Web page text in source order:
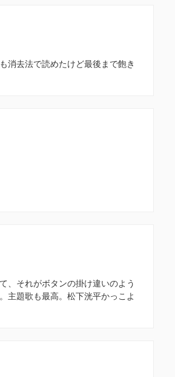
消去法で読めたけど最後まで飽き
、それがボタンの掛け違いのよう
主題歌も最高。松下洸平かっこよ